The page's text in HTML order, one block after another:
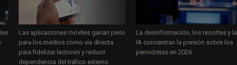
Las aplicaciones móviles ganan peso
para los medios como vía directa
para fidelizar lectores y reducir
dependencia del tráfico externo
La desinformación, los recortes y la
IA concentran la presión sobre los
periodistas en 2026